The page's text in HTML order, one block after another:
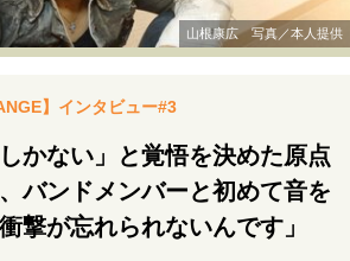
決断の裏側
人生が動いた日 10代の挫折と原点
山根康広 写真／本人提供
】インタビュー#3
かない」と覚悟を決めた原点
バンドメンバーと初めて音を
撃が忘れられないんです」